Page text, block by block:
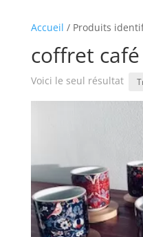
Accueil / Produits
coffret café
Voici le seul résultat